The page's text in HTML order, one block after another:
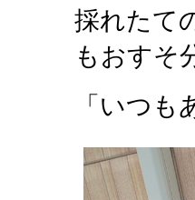
採れたて
もおすそ
「いつ